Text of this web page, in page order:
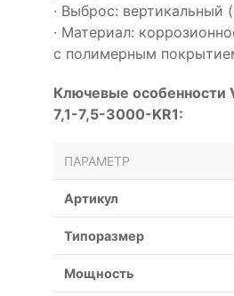
· Выброс: вертикальный
· Материал:
с полимерным
Ключевые особенности
7,1-7,5-3000-KR1:
ПАРАМЕТР
Артикул
Типоразмер
Мощность